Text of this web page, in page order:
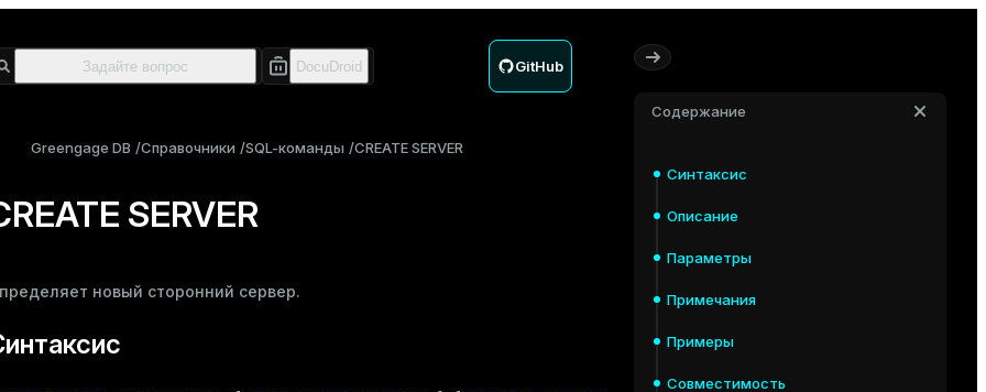
GitHub
Содержание
Синтаксис
Описание
Параметры
Примечания
Примеры
Совместимость
Greengage DB Справочники SQL-команды CREATE SERVER
SERVER
новый сторонний сервер.